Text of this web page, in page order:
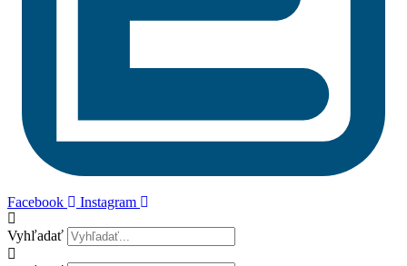
Facebook Instagram
Vyhľadať